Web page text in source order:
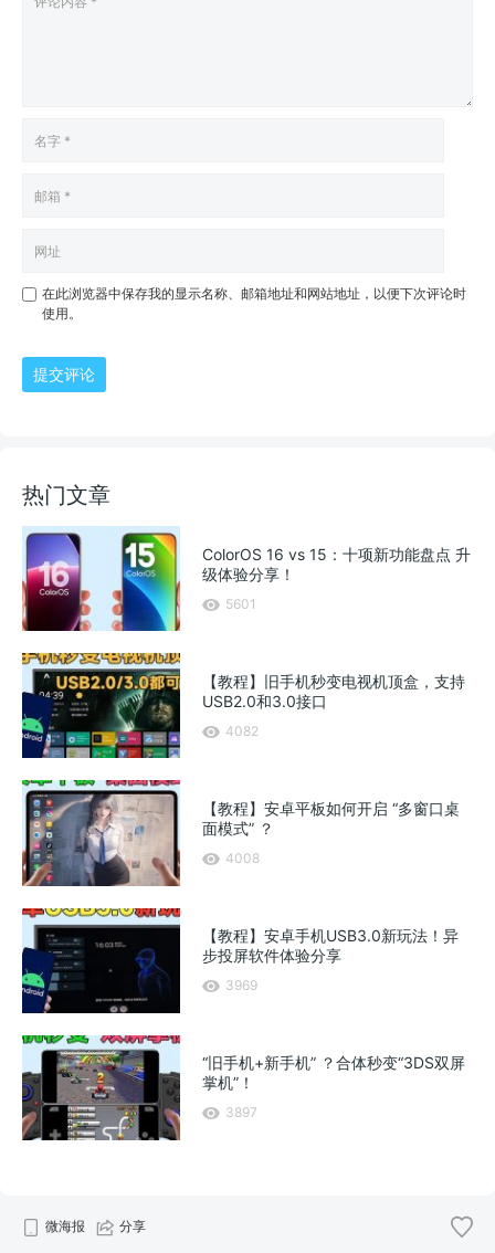
在此浏览器中保存我的显示名称、邮箱地址和网站地址，以便下次评论时
使用。
提交评论
热门文章
ColorOS 16 vs 15：十项新功能盘点 升
级体验分享！
5601
【教程】旧手机秒变电视机顶盒，支持
USB2.0和3.0接口
4082
【教程】安卓平板如何开启 “多窗口桌
面模式” ？
4008
【教程】安卓手机USB3.0新玩法！异
步投屏软件体验分享
3969
“旧手机+新手机” ？合体秒变“3DS双屏
掌机”！
3897
微海报 分享